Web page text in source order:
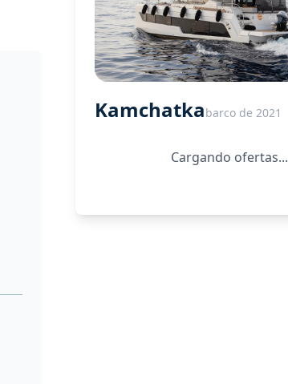
Kamchatkabarco de 2021
Cargando ofertas...